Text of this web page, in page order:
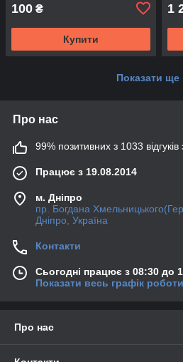
100 ₴
Купити
1
Показати ще
Про нас
99% позитивних з 1033 відгуків
Працює з 19.08.2014
м. Дніпро
пр. Богдана
Дніпро, Україна
Контакти
Сьогодні працює з 08:30 до
Показати весь графік роботи
Про нас